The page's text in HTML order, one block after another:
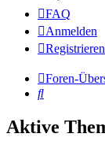
FAQ
Anmelden
Registrieren
Foren-
Suche
Aktive